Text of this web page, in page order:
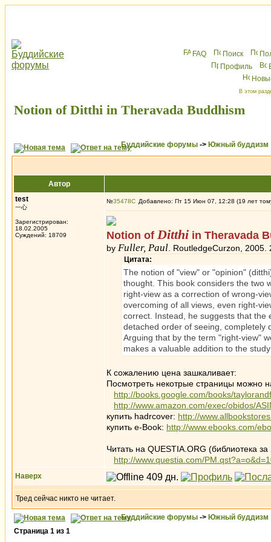
FAQ Поиск
Профиль
В этом
Notion of Ditthi in Theravada Buddhism
Буддийские форумы -> Южный буддизм
Автор
test
一心
Зарегистрирован:
18.02.2005
Суждений: 18709
№35478 Добавлено: Пт 15 Июн 07, 12:28 (19 лет
Notion of Ditthi in Theravada
by Fuller, Paul . RoutledgeCurzon, 2005.
Цитата:
The notion of "view" or "opinion"
thought. This book considers the two
right-view as a correction of wrong-
overcoming of all views, even right-
correct. Instead, he suggests that the
detached order of seeing, completely
Arguing that by the term "right-view"
makes a valuable addition to the
К сожалению цена зашкаливает:
Посмотреть некотрые страницы можно
http://books.google.com/books/
http://www.amazon.com/exec/obidos/
купить hadrcover: http://
купить e-Book: http://www.ebooks.com/
Читать на QUESTIA.ORG (библиотека
http://www.questia.com/
Наверх
Тред сейчас никто не читает.
Буддийские форумы -> Южный буддизм
Страница 1 из 1